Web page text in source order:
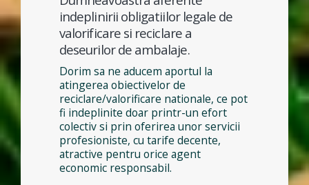
indeplinirii obligatiilor legale de
valorificare si reciclare a
deseurilor de ambalaje.
Dorim sa ne aducem aportul la
atingerea obiectivelor de
reciclare/valorificare nationale, ce pot
fi indeplinite doar printr-un efort
colectiv si prin oferirea unor servicii
profesioniste, cu tarife decente,
atractive pentru orice agent
economic responsabil.